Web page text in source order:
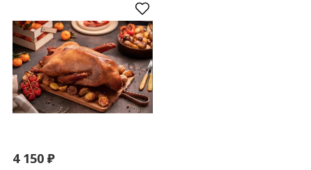
4 150₽